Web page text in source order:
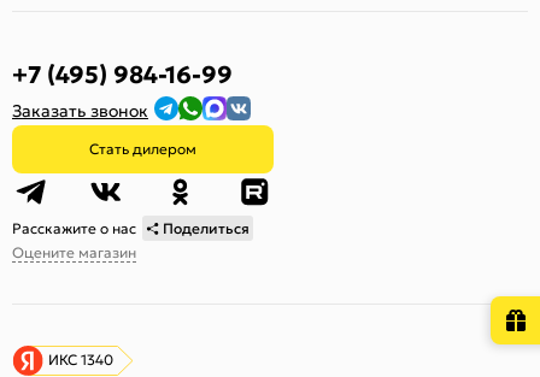
+7 (495) 984-16-99
Заказать звонок
Стать дилером
Расскажите о нас
Поделиться
Оцените магазин
ИКС 1340